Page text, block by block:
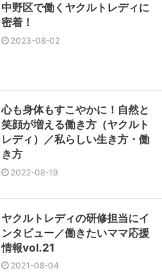
中野区で働くヤクルトレディに
密着！
2023-08-02
心も身体もすこやかに！自然と
笑顔が増える働き方（ヤクルト
レディ）／私らしい生き方・働
き方
2022-08-19
ヤクルトレディの研修担当にイ
ンタビュー／働きたいママ応援
情報vol.21
2021-08-04